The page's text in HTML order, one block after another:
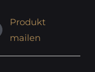
Produkt
mailen